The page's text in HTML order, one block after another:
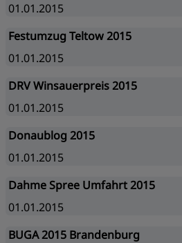
01.01.2015
Festumzug Teltow 2015
01.01.2015
DRV Winsauerpreis 2015
01.01.2015
Donaublog 2015
01.01.2015
Dahme Spree Umfahrt 2015
01.01.2015
BUGA 2015 Brandenburg